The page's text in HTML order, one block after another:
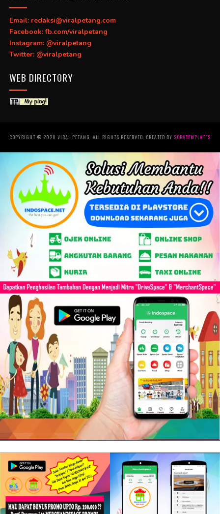
Email: redaksi@viralpetang.com
Facebook: fb.com/viralpetang
Instagram: @viralpetang
Twitter: @viralpetang
WEB DIRECTORY
COPYRIGHT © 2020 VIRAL PETANG. ALL RIGHTS RESERVED. CREATED BY SORATEMPLATES